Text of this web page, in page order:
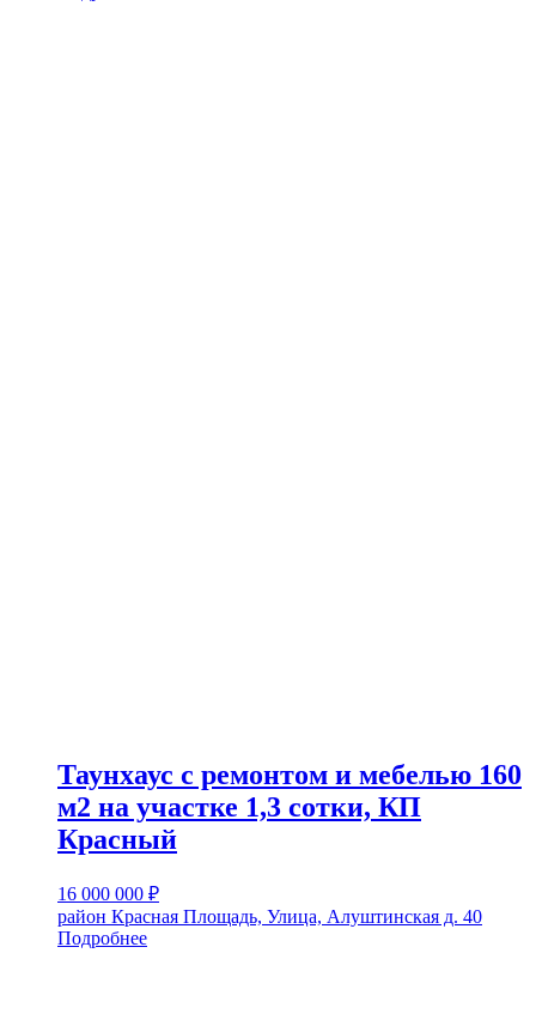
Таунхаус с ремонтом и мебелью 160
м2 на участке 1,3 сотки, КП
Красный
16 000 000 ₽
район Красная Площадь, Улица, Алуштинская д. 40
Подробнее